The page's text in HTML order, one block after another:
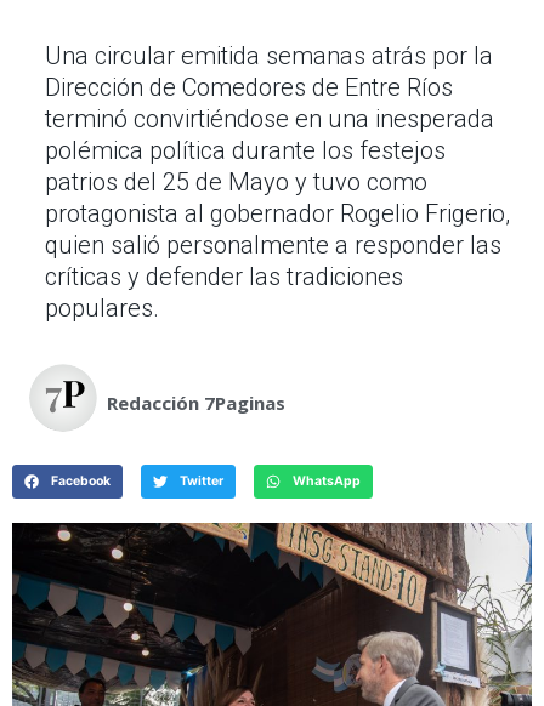
Una circular emitida semanas atrás por la
Dirección de Comedores de Entre Ríos
terminó convirtiéndose en una inesperada
polémica política durante los festejos
patrios del 25 de Mayo y tuvo como
protagonista al gobernador Rogelio Frigerio,
quien salió personalmente a responder las
críticas y defender las tradiciones
populares.
Redacción 7Paginas
Facebook Twitter WhatsApp